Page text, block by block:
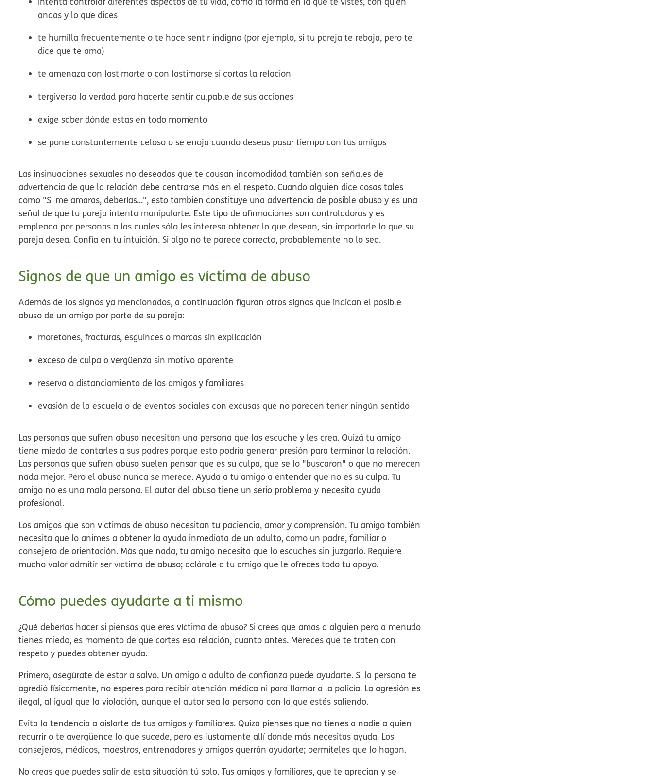
andas y lo que dices
te humilla frecuentemente o te hace sentir indigno (por ejemplo, si tu pareja te rebaja, pero te
dice que te ama)
te amenaza con lastimarte o con lastimarse si cortas la relación
tergiversa la verdad para hacerte sentir culpable de sus acciones
exige saber dónde estas en todo momento
se pone constantemente celoso o se enoja cuando deseas pasar tiempo con tus amigos
Las insinuaciones sexuales no deseadas que te causan incomodidad también son señales de
advertencia de que la relación debe centrarse más en el respeto. Cuando alguien dice cosas tales
como "Si me amaras, deberías...", esto también constituye una advertencia de posible abuso y es una
señal de que tu pareja intenta manipularte. Este tipo de afirmaciones son controladoras y es
empleada por personas a las cuales sólo les interesa obtener lo que desean, sin importarle lo que su
pareja desea. Confía en tu intuición. Si algo no te parece correcto, probablemente no lo sea.
Signos de que un amigo es víctima de abuso
Además de los signos ya mencionados, a continuación figuran otros signos que indican el posible
abuso de un amigo por parte de su pareja:
moretones, fracturas, esguinces o marcas sin explicación
exceso de culpa o vergüenza sin motivo aparente
reserva o distanciamiento de los amigos y familiares
evasión de la escuela o de eventos sociales con excusas que no parecen tener ningún sentido
Las personas que sufren abuso necesitan una persona que las escuche y les crea. Quizá tu amigo
tiene miedo de contarles a sus padres porque esto podría generar presión para terminar la relación.
Las personas que sufren abuso suelen pensar que es su culpa, que se lo "buscaron" o que no merecen
nada mejor. Pero el abuso nunca se merece. Ayuda a tu amigo a entender que no es su culpa. Tu
amigo no es una mala persona. El autor del abuso tiene un serio problema y necesita ayuda
profesional.
Los amigos que son víctimas de abuso necesitan tu paciencia, amor y comprensión. Tu amigo también
necesita que lo animes a obtener la ayuda inmediata de un adulto, como un padre, familiar o
consejero de orientación. Más que nada, tu amigo necesita que lo escuches sin juzgarlo. Requiere
mucho valor admitir ser víctima de abuso; aclárale a tu amigo que le ofreces todo tu apoyo.
Cómo puedes ayudarte a ti mismo
¿Qué deberías hacer si piensas que eres víctima de abuso? Si crees que amas a alguien pero a menudo
tienes miedo, es momento de que cortes esa relación, cuanto antes. Mereces que te traten con
respeto y puedes obtener ayuda.
Primero, asegúrate de estar a salvo. Un amigo o adulto de confianza puede ayudarte. Si la persona te
agredió físicamente, no esperes para recibir atención médica ni para llamar a la policía. La agresión es
ilegal, al igual que la violación, aunque el autor sea la persona con la que estés saliendo.
Evita la tendencia a aislarte de tus amigos y familiares. Quizá pienses que no tienes a nadie a quien
recurrir o te avergüence lo que sucede, pero es justamente allí donde más necesitas ayuda. Los
consejeros, médicos, maestros, entrenadores y amigos querrán ayudarte; permíteles que lo hagan.
No creas que puedes salir de esta situación tú solo. Tus amigos y familiares, que te aprecian y se